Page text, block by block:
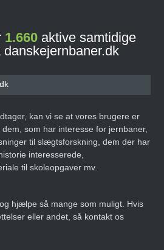
1.660aktive samtidige
danskejernbaner.dk
kan vi se at vores brugere er
som har interesse for jernbaner,
til slægtsforskning, dem der har
interesserede,
til skoleopgaver mv.
hjælpe så mange som muligt. Hvis
eller andet, så kontakt os